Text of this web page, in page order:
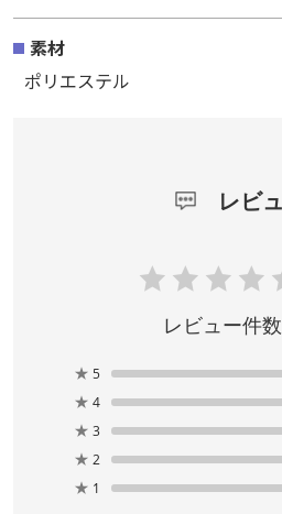
素材
ポリエステル
レビ
レビュー件数
★ 5
★ 4
★ 3
★ 2
★ 1